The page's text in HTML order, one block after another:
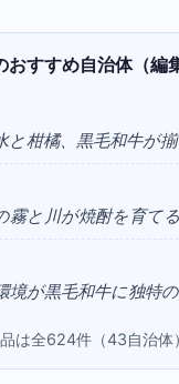
おすすめ自治体（編
柑橘、黒毛和牛が
と川が焼酎を育て
が黒毛和牛に独特
は全624件（43自治体